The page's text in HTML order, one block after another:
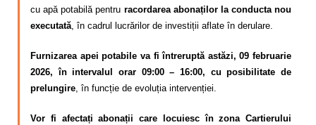
cu apă potabilă pentru racordarea abonaților la conducta nou
executată, în cadrul lucrărilor de investiții aflate în derulare.
Furnizarea apei potabile va fi întreruptă astăzi, 09 februarie
2026, în intervalul orar 09:00 – 16:00, cu posibilitate de
prelungire, în funcție de evoluția intervenției.
Vor fi afectați abonații care locuiesc în zona Cartierului